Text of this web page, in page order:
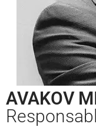
AVAKOV